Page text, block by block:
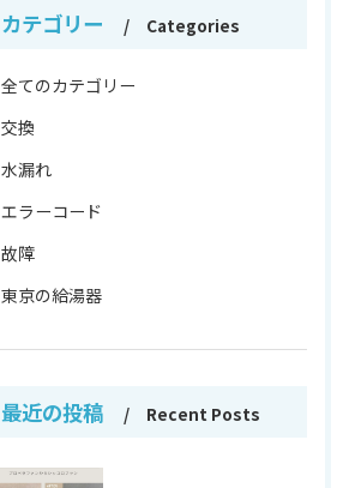
カテゴリー Categories
全てのカテゴリー
交換
水漏れ
エラーコード
故障
東京の給湯器
最近の投稿 Recent Posts